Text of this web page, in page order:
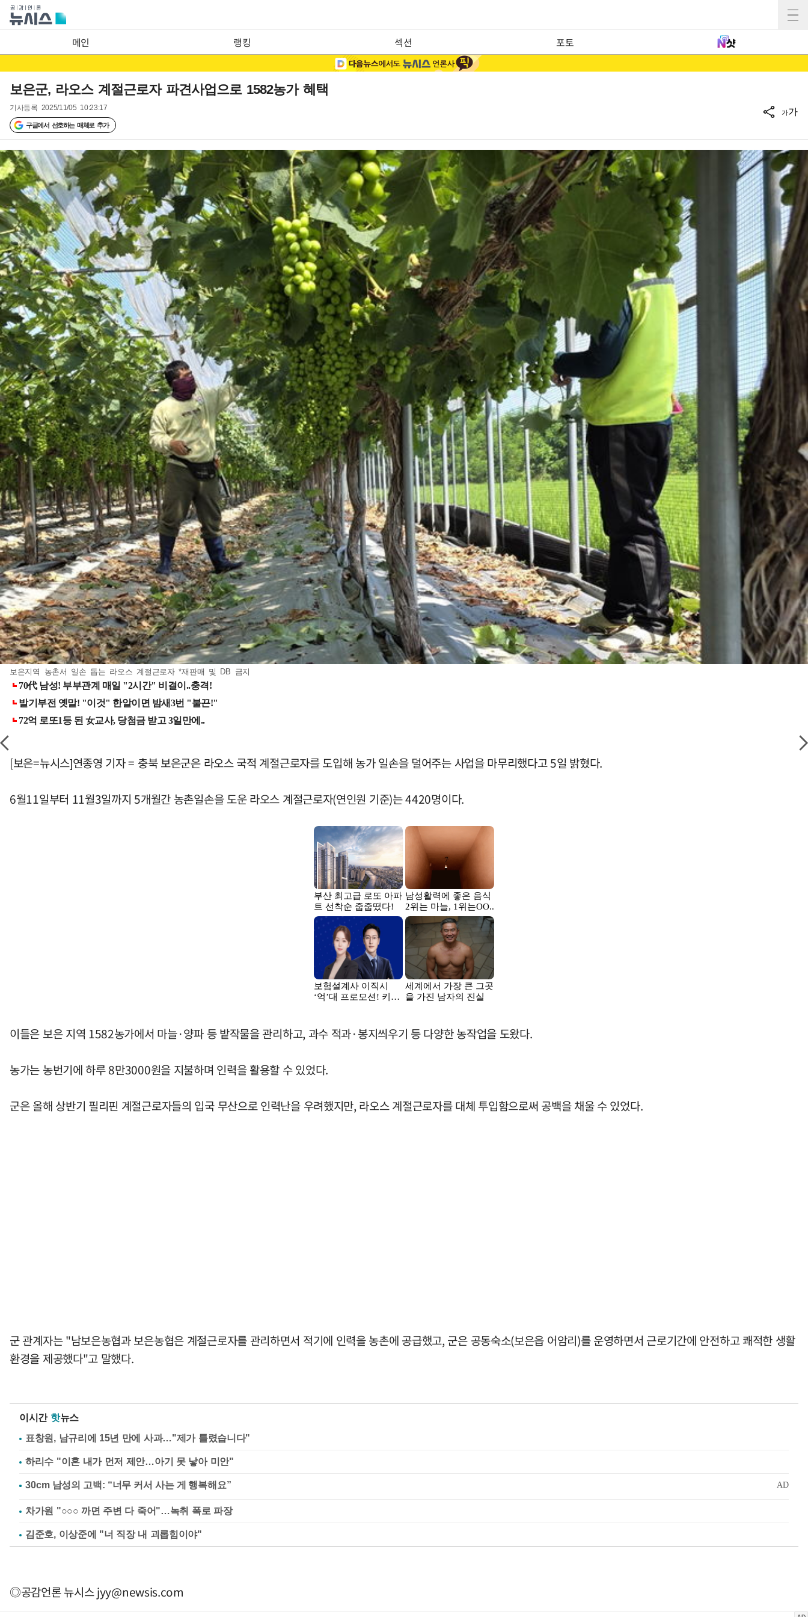
메인 랭킹 섹션 포토
보은군, 라오스 계절근로자 파견사업으로 1582농가 혜택
기사등록 2025/11/05 10:23:17
구글에서 선호하는 매체로 추가
가가
보은지역 농촌서 일손 돕는 라오스 계절근로자 *재판매 및 DB 금지
[보은=뉴시스]연종영 기자 = 충북 보은군은 라오스 국적 계절근로자를 도입해 농가 일손을 덜어주는 사업을 마무리했다고 5일 밝혔다.
6월11일부터 11월3일까지 5개월간 농촌일손을 도운 라오스 계절근로자(연인원 기준)는 4420명이다.
이들은 보은 지역 1582농가에서 마늘·양파 등 밭작물을 관리하고, 과수 적과·봉지씌우기 등 다양한 농작업을 도왔다.
농가는 농번기에 하루 8만3000원을 지불하며 인력을 활용할 수 있었다.
군은 올해 상반기 필리핀 계절근로자들의 입국 무산으로 인력난을 우려했지만, 라오스 계절근로자를 대체 투입함으로써 공백을 채울 수 있었다.
군 관계자는 "남보은농협과 보은농협은 계절근로자를 관리하면서 적기에 인력을 농촌에 공급했고, 군은 공동숙소(보은읍 어암리)를 운영하면서 근로기간에 안전하고 쾌적한 생활
환경을 제공했다"고 말했다.
이시간 핫뉴스
표창원, 남규리에 15년 만에 사과…"제가 틀렸습니다"
하리수 "이혼 내가 먼저 제안…아기 못 낳아 미안"
차가원 "○○○ 까면 주변 다 죽어"…녹취 폭로 파장
김준호, 이상준에 "너 직장 내 괴롭힘이야"
◎공감언론 뉴시스jyy@newsis.com